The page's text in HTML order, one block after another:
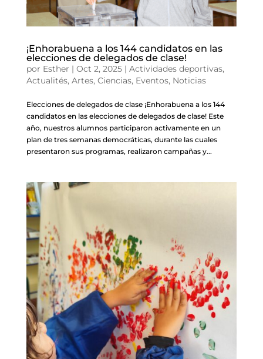
¡Enhorabuena a los 144 candidatos en las
elecciones de delegados de clase!
por Esther | Oct 2, 2025| Actividades deportivas,
Actualités, Artes, Ciencias, Eventos, Noticias
Elecciones de delegados de clase ¡Enhorabuena a los 144
candidatos en las elecciones de delegados de clase! Este
año, nuestros alumnos participaron activamente en un
plan de tres semanas democráticas, durante las cuales
presentaron sus programas, realizaron campañas y...